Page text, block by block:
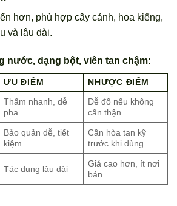
hơn, phù hợp cây cảnh, hoa kiểng,
và lâu dài.
nước, dạng bột, viên tan chậm:
ƯU ĐIỂM NHƯỢC ĐIỂM
Thấm nhanh, dễ
pha
Dễ đổ nếu không
cẩn thận
Bảo quản dễ, tiết
kiệm
Cần hòa tan kỹ
trước khi dùng
Tác dụng lâu dài
Giá cao hơn, ít nơi
bán